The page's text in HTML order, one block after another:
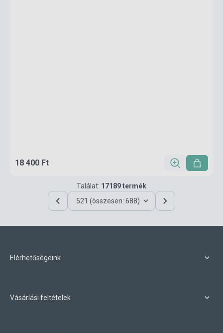
18 400 Ft
Találat: 17189 termék
521 (összesen: 688)
Elérhetőségeink
Vásárlási feltételek